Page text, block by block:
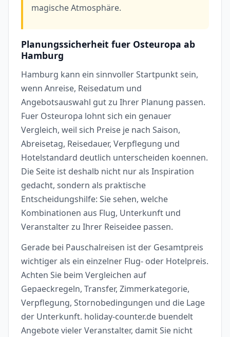
magische Atmosphäre.
Planungssicherheit fuer Osteuropa ab
Hamburg
Hamburg kann ein sinnvoller Startpunkt sein,
wenn Anreise, Reisedatum und
Angebotsauswahl gut zu Ihrer Planung passen.
Fuer Osteuropa lohnt sich ein genauer
Vergleich, weil sich Preise je nach Saison,
Abreisetag, Reisedauer, Verpflegung und
Hotelstandard deutlich unterscheiden koennen.
Die Seite ist deshalb nicht nur als Inspiration
gedacht, sondern als praktische
Entscheidungshilfe: Sie sehen, welche
Kombinationen aus Flug, Unterkunft und
Veranstalter zu Ihrer Reiseidee passen.
Gerade bei Pauschalreisen ist der Gesamtpreis
wichtiger als ein einzelner Flug- oder Hotelpreis.
Achten Sie beim Vergleichen auf
Gepaeckregeln, Transfer, Zimmerkategorie,
Verpflegung, Stornobedingungen und die Lage
der Unterkunft. holiday-counter.de buendelt
Angebote vieler Veranstalter, damit Sie nicht